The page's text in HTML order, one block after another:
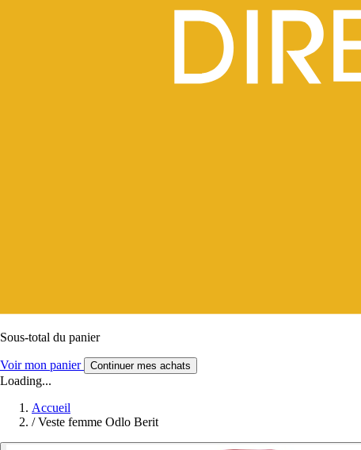
Sous-total du panier
Voir mon panier Continuer mes achats
Loading...
Accueil
/ Veste femme Odlo Berit